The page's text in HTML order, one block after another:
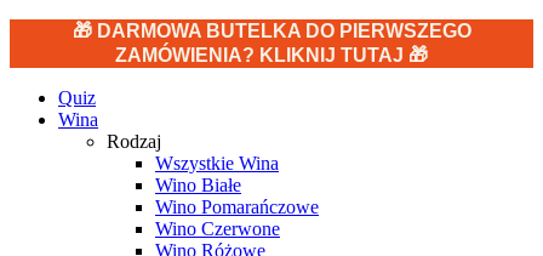
🎁 DARMOWA BUTELKA DO PIERWSZEGO
ZAMÓWIENIA? KLIKNIJ TUTAJ 🎁
Quiz
Wina
Rodzaj
Wszystkie Wina
Wino Białe
Wino Pomarańczowe
Wino Czerwone
Wino Różowe